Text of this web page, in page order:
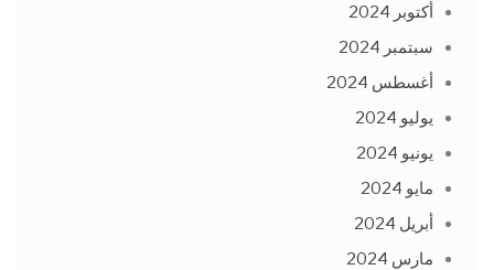
أكتوبر 2024
سبتمبر 2024
أغسطس 2024
يوليو 2024
يونيو 2024
مايو 2024
أبريل 2024
مارس 2024